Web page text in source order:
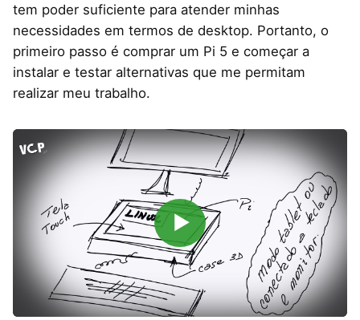
tem poder suficiente para atender minhas
necessidades em termos de desktop. Portanto, o
primeiro passo é comprar um Pi 5 e começar a
instalar e testar alternativas que me permitam
realizar meu trabalho.
▶